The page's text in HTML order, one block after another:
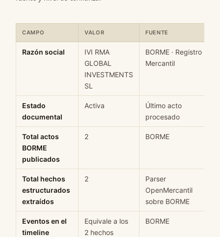
CAMPO VALOR FUENTE
Razón social
IVI RMA
GLOBAL
INVESTMENTS
SL
BORME · Registro
Mercantil
Estado
documental
Activa
Último acto
procesado
Total actos
BORME
publicados
2 BORME
Total hechos
estructurados
extraídos
2
Parser
OpenMercantil
sobre BORME
Eventos en el
timeline
Equivale a los
2 hechos
BORME